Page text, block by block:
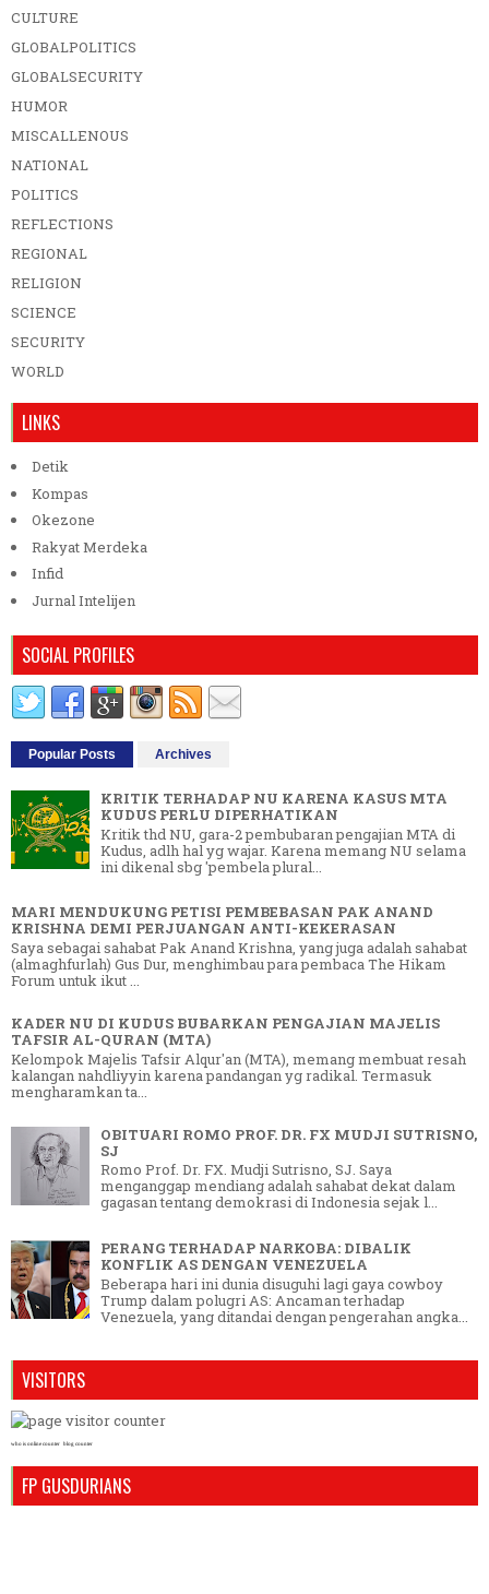
CULTURE
GLOBALPOLITICS
GLOBALSECURITY
HUMOR
MISCALLENOUS
NATIONAL
POLITICS
REFLECTIONS
REGIONAL
RELIGION
SCIENCE
SECURITY
WORLD
LINKS
Detik
Kompas
Okezone
Rakyat Merdeka
Infid
Jurnal Intelijen
SOCIAL PROFILES
Popular Posts Archives
KRITIK TERHADAP NU KARENA KASUS MTA
KUDUS PERLU DIPERHATIKAN
Kritik thd NU, gara-2 pembubaran pengajian MTA di
Kudus, adlh hal yg wajar. Karena memang NU selama
ini dikenal sbg 'pembela plural...
MARI MENDUKUNG PETISI PEMBEBASAN PAK ANAND
KRISHNA DEMI PERJUANGAN ANTI-KEKERASAN
Saya sebagai sahabat Pak Anand Krishna, yang juga adalah sahabat
(almaghfurlah) Gus Dur, menghimbau para pembaca The Hikam
Forum untuk ikut ...
KADER NU DI KUDUS BUBARKAN PENGAJIAN MAJELIS
TAFSIR AL-QURAN (MTA)
Kelompok Majelis Tafsir Alqur'an (MTA), memang membuat resah
kalangan nahdliyyin karena pandangan yg radikal. Termasuk
mengharamkan ta...
OBITUARI ROMO PROF. DR. FX MUDJI SUTRISNO,
SJ
Romo Prof. Dr. FX. Mudji Sutrisno, SJ. Saya
menganggap mendiang adalah sahabat dekat dalam
gagasan tentang demokrasi di Indonesia sejak l...
PERANG TERHADAP NARKOBA: DIBALIK
KONFLIK AS DENGAN VENEZUELA
Beberapa hari ini dunia disuguhi lagi gaya cowboy
Trump dalam polugri AS: Ancaman terhadap
Venezuela, yang ditandai dengan pengerahan angka...
VISITORS
who is online counter blog counter
FP GUSDURIANS